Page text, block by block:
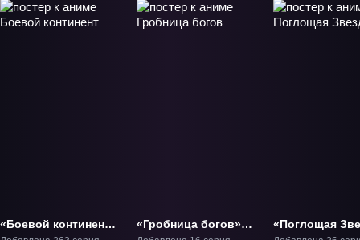
«Боевой континент»
«Гробница богов»
«Поглощая